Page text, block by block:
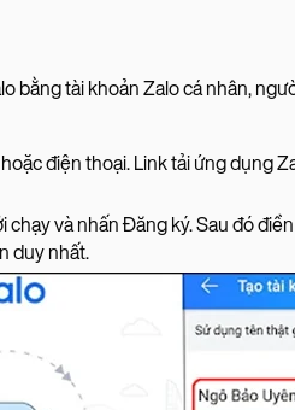
bằng tài khoản Zalo cá nhân,
điện thoại. Link tải ứng dụng
chạy và nhấn Đăng ký. Sau đó
duy nhất.